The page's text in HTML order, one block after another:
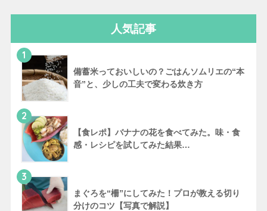
人気記事
1
備蓄米っておいしいの？ごはんソムリエの“本
音”と、少しの工夫で変わる炊き方
2
【食レポ】バナナの花を食べてみた。味・食
感・レシピを試してみた結果…
3
まぐろを“柵”にしてみた！プロが教える切り
分けのコツ【写真で解説】